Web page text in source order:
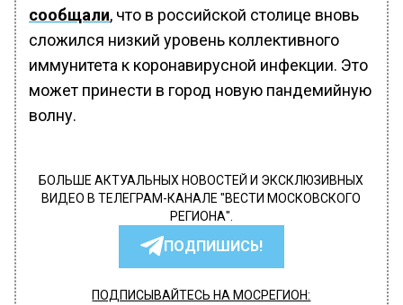
сообщали, что в российской столице вновь
сложился низкий уровень коллективного
иммунитета к коронавирусной инфекции. Это
может принести в город новую пандемийную
волну.
БОЛЬШЕ АКТУАЛЬНЫХ НОВОСТЕЙ И ЭКСКЛЮЗИВНЫХ
ВИДЕО В ТЕЛЕГРАМ-КАНАЛЕ "ВЕСТИ МОСКОВСКОГО
РЕГИОНА".
ПОДПИШИСЬ!
ПОДПИСЫВАЙТЕСЬ НА МОСРЕГИОН: